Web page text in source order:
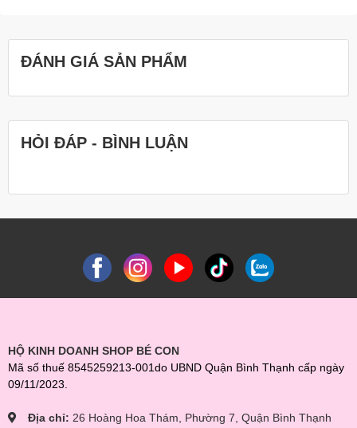
ĐÁNH GIÁ SẢN PHẨM
HỎI ĐÁP - BÌNH LUẬN
HỘ KINH DOANH SHOP BÉ CON
Mã số thuế 8545259213-001do UBND Quận Bình Thạnh cấp ngày
09/11/2023.
Địa chỉ: 26 Hoàng Hoa Thám, Phường 7, Quận Bình Thạnh